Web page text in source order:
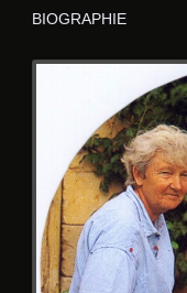
BIOGRAPHIE